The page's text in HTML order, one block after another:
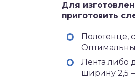
Для
приготовить
Полотенце,
Лента либо
ширину 2,5